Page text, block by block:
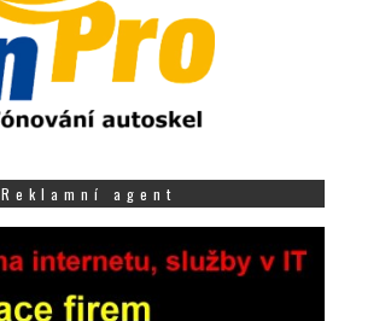
Reklamní agent